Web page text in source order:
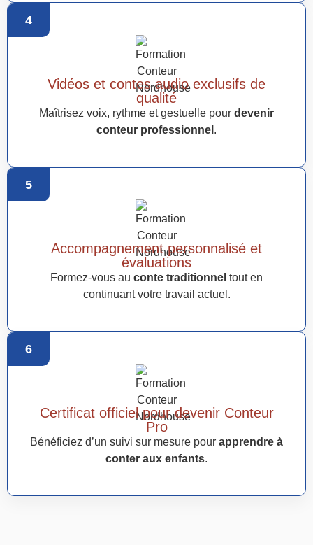
4
Vidéos et contes audio exclusifs de
qualité
Maîtrisez voix, rythme et gestuelle pour devenir
conteur professionnel .
5
Accompagnement personnalisé et
évaluations
Formez-vous au conte traditionnel tout en
continuant votre travail actuel.
6
Certificat officiel pour devenir Conteur
Pro
Bénéficiez d’un suivi sur mesure pour apprendre à
conter aux enfants.